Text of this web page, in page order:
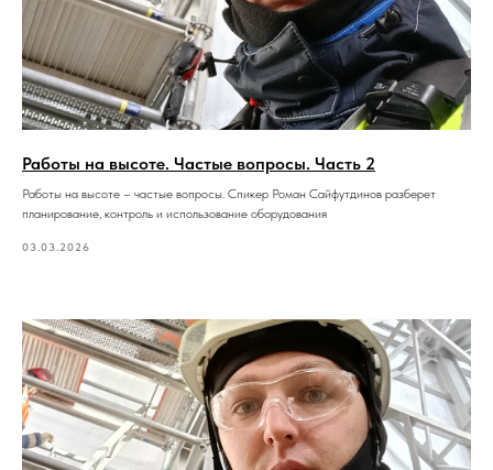
Работы на высоте. Частые вопросы. Часть 2
Работы на высоте – частые вопросы. Спикер Роман Сайфутдинов разберет
планирование, контроль и использование оборудования
03.03.2026